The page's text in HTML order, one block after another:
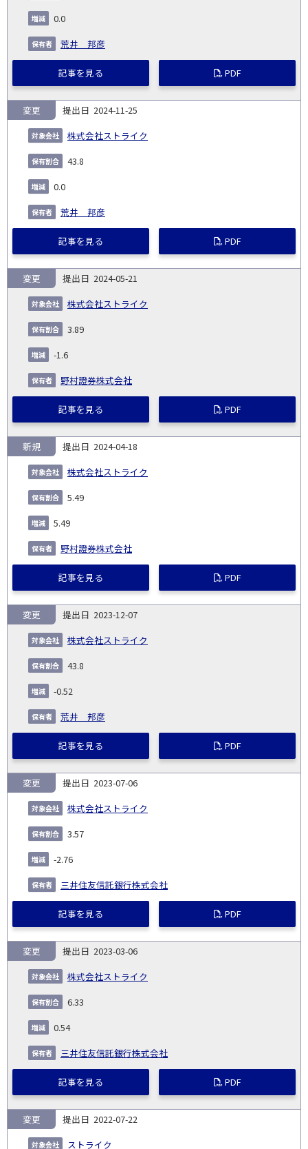
0.0
荒井 邦彦
記事を見る PDF
2024-11-25
株式会社ストライク
変更
43.8
0.0
荒井 邦彦
記事を見る PDF
2024-05-21
株式会社ストライク
変更
3.89
-1.6
野村證券株式会社
記事を見る PDF
2024-04-18
株式会社ストライク
新規
5.49
5.49
野村證券株式会社
記事を見る PDF
2023-12-07
株式会社ストライク
変更
43.8
-0.52
荒井 邦彦
記事を見る PDF
2023-07-06
株式会社ストライク
変更
3.57
-2.76
三井住友信託銀行株式会社
記事を見る PDF
2023-03-06
株式会社ストライク
変更
6.33
0.54
三井住友信託銀行株式会社
記事を見る PDF
2022-07-22
ストライク
変更